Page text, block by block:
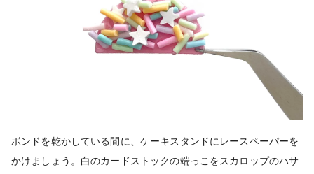
ボンドを乾かしている間に、ケーキスタンドにレースペーパーを
かけましょう。白のカードストックの端っこをスカロップのハサ